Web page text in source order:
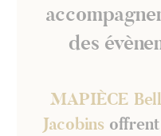
des
MAPIÈCE
Jacobins